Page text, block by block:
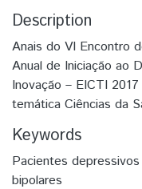
Description
Anais do VI Encontro
Anual de Iniciação ao
Inovação – EICTI
temática Ciências da
Keywords
Pacientes
bipolares